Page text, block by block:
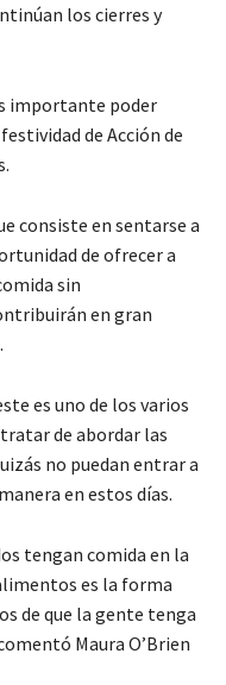
los cierres y
importante poder
de Acción de
consiste en sentarse a
de ofrecer a
sin
en gran
es uno de los varios
de abordar las
no puedan entrar a
en estos días.
tengan comida en la
es la forma
de que la gente tenga
Maura O’Brien